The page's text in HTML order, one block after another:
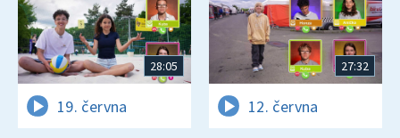
28:05
19. června
27:32
12. června